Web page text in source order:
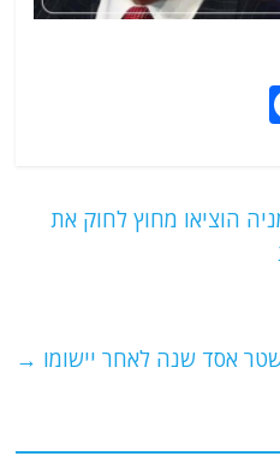
e
k
הוציאו מחוץ לחוק את
אסד שנה לאחר יישומו →